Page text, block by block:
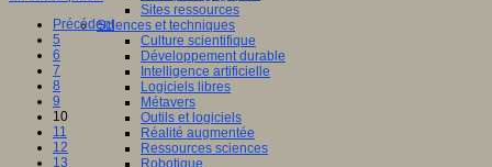
Sites ressources
Sciences et techniques
Culture scientifique
Développement durable
Intelligence artificielle
Logiciels libres
Métavers
Outils et logiciels
Réalité augmentée
Ressources sciences
Robotique
Précédent
5
6
7
8
9
10
11
12
13